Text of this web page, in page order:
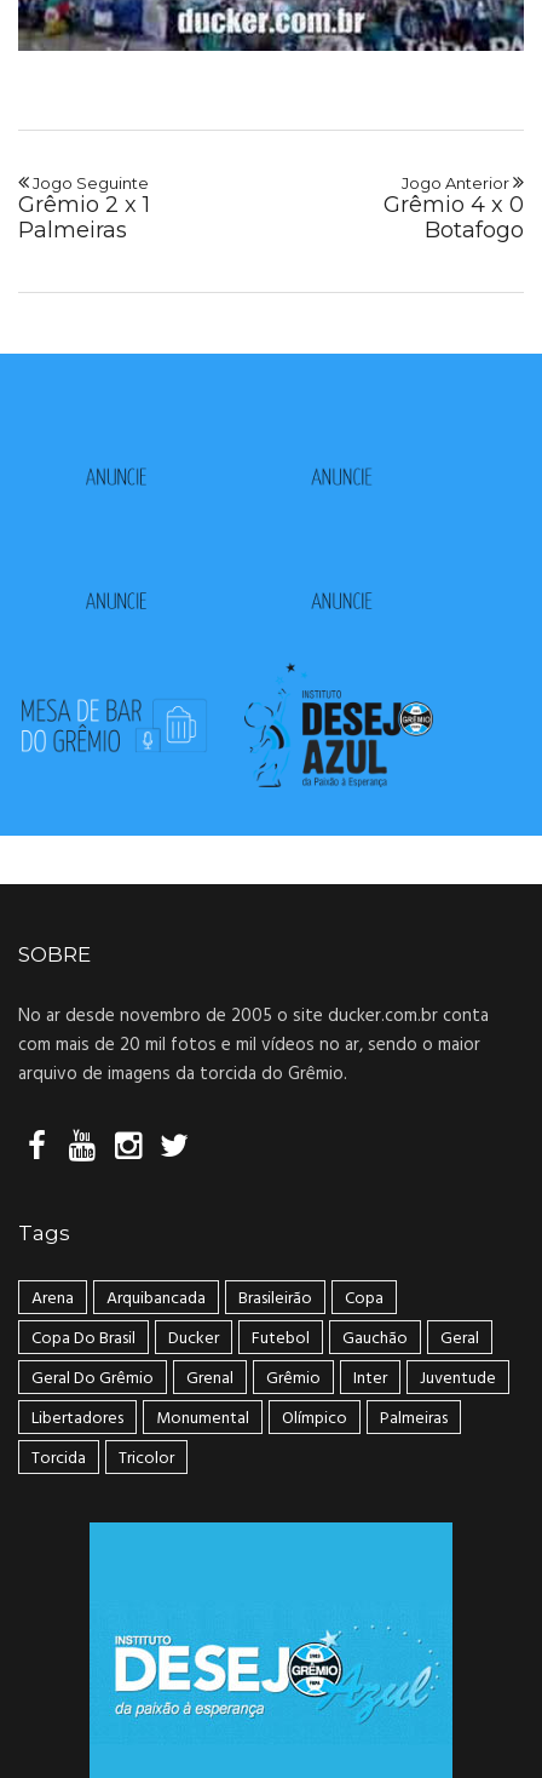
Jogo Seguinte
Grêmio 2 x 1
Palmeiras
Jogo Anterior
Grêmio 4 x 0
Botafogo
SOBRE
No ar desde novembro de 2005 o site ducker.com.br conta
com mais de 20 mil fotos e mil vídeos no ar, sendo o maior
arquivo de imagens da torcida do Grêmio.
Tags
Arena Arquibancada Brasileirão
Copa
Copa Do Brasil
Ducker Futebol Gauchão
Geral
Geral Do Grêmio
Grenal Grêmio Inter
Juventude
Libertadores
Monumental Olímpico
Palmeiras
Torcida
Tricolor